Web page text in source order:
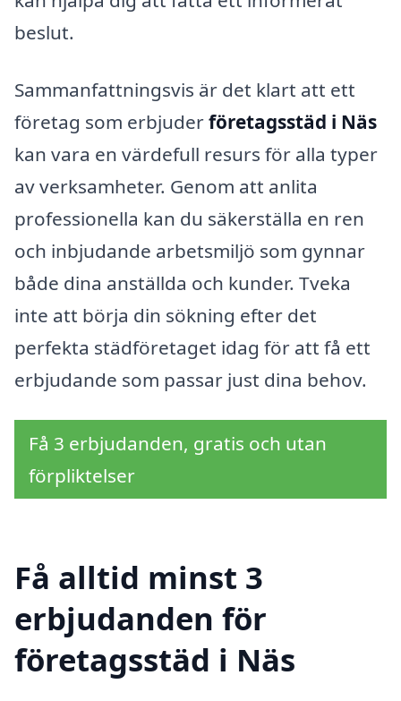
beslut.
Sammanfattningsvis är det klart att ett
företag som erbjuderföretagsstäd i Näs
kan vara en värdefull resurs för alla typer
av verksamheter. Genom att anlita
professionella kan du säkerställa en ren
och inbjudande arbetsmiljö som gynnar
både dina anställda och kunder. Tveka
inte att börja din sökning efter det
perfekta städföretaget idag för att få ett
erbjudande som passar just dina behov.
Få 3 erbjudanden, gratis och utan
förpliktelser
Få alltid minst 3
erbjudanden för
företagsstäd i Näs